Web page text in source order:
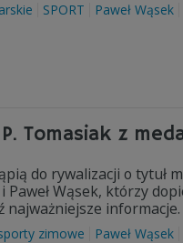
SPORT Paweł Wąsek
Tomasiak z
do rywalizacji o tytuł
Wąsek, którzy
najważniejsze informacje.
zimowe Paweł Wąsek